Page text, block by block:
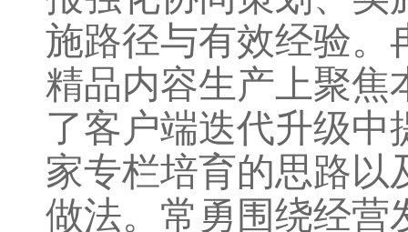
施路径与有效经验。
精品内容生产上聚焦
了客户端迭代升级中
家专栏培育的思路以
做法。常勇围绕经营